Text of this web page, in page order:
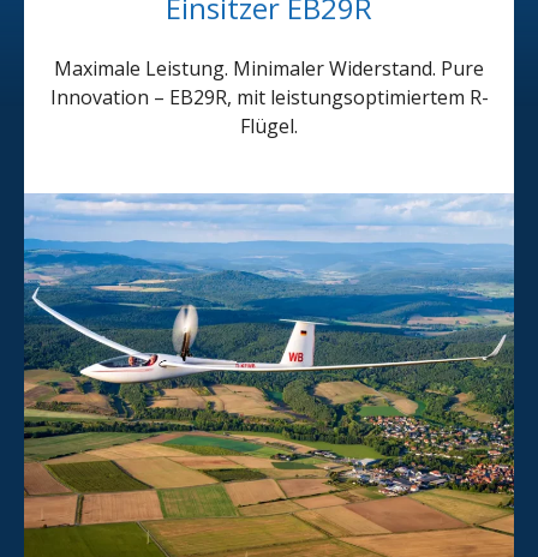
Maximale Leistung. Minimaler Widerstand. Pure
Innovation – EB29R, mit leistungsoptimiertem R-
Flügel.